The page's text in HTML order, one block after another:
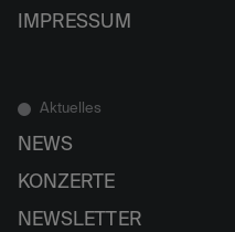
IMPRESSUM
Aktuelles
NEWS
KONZERTE
NEWSLETTER